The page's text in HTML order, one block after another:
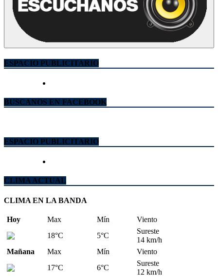
ESPACIO PUBLICITARIO
BUSCANOS EN FACEBOOK
ESPACIO PUBLICITARIO
CLIMA ACTUAL
CLIMA EN LA BANDA
Hoy Max Mín
Viento
18°C
5°C
Sureste
14 km/h
Mañana
Max Mín
Viento
17°C
6°C
Sureste
12 km/h